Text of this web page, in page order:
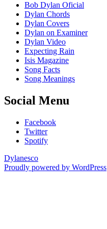
Bob Dylan Oficial
Dylan Chords
Dylan Covers
Dylan on Examiner
Dylan Video
Expecting Rain
Isis Magazine
Song Facts
Song Meanings
Social Menu
Facebook
Twitter
Spotify
Dylanesco
Proudly powered by WordPress